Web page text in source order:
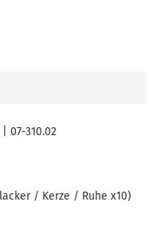
07-310.02
/ Kerze / Ruhe x10)